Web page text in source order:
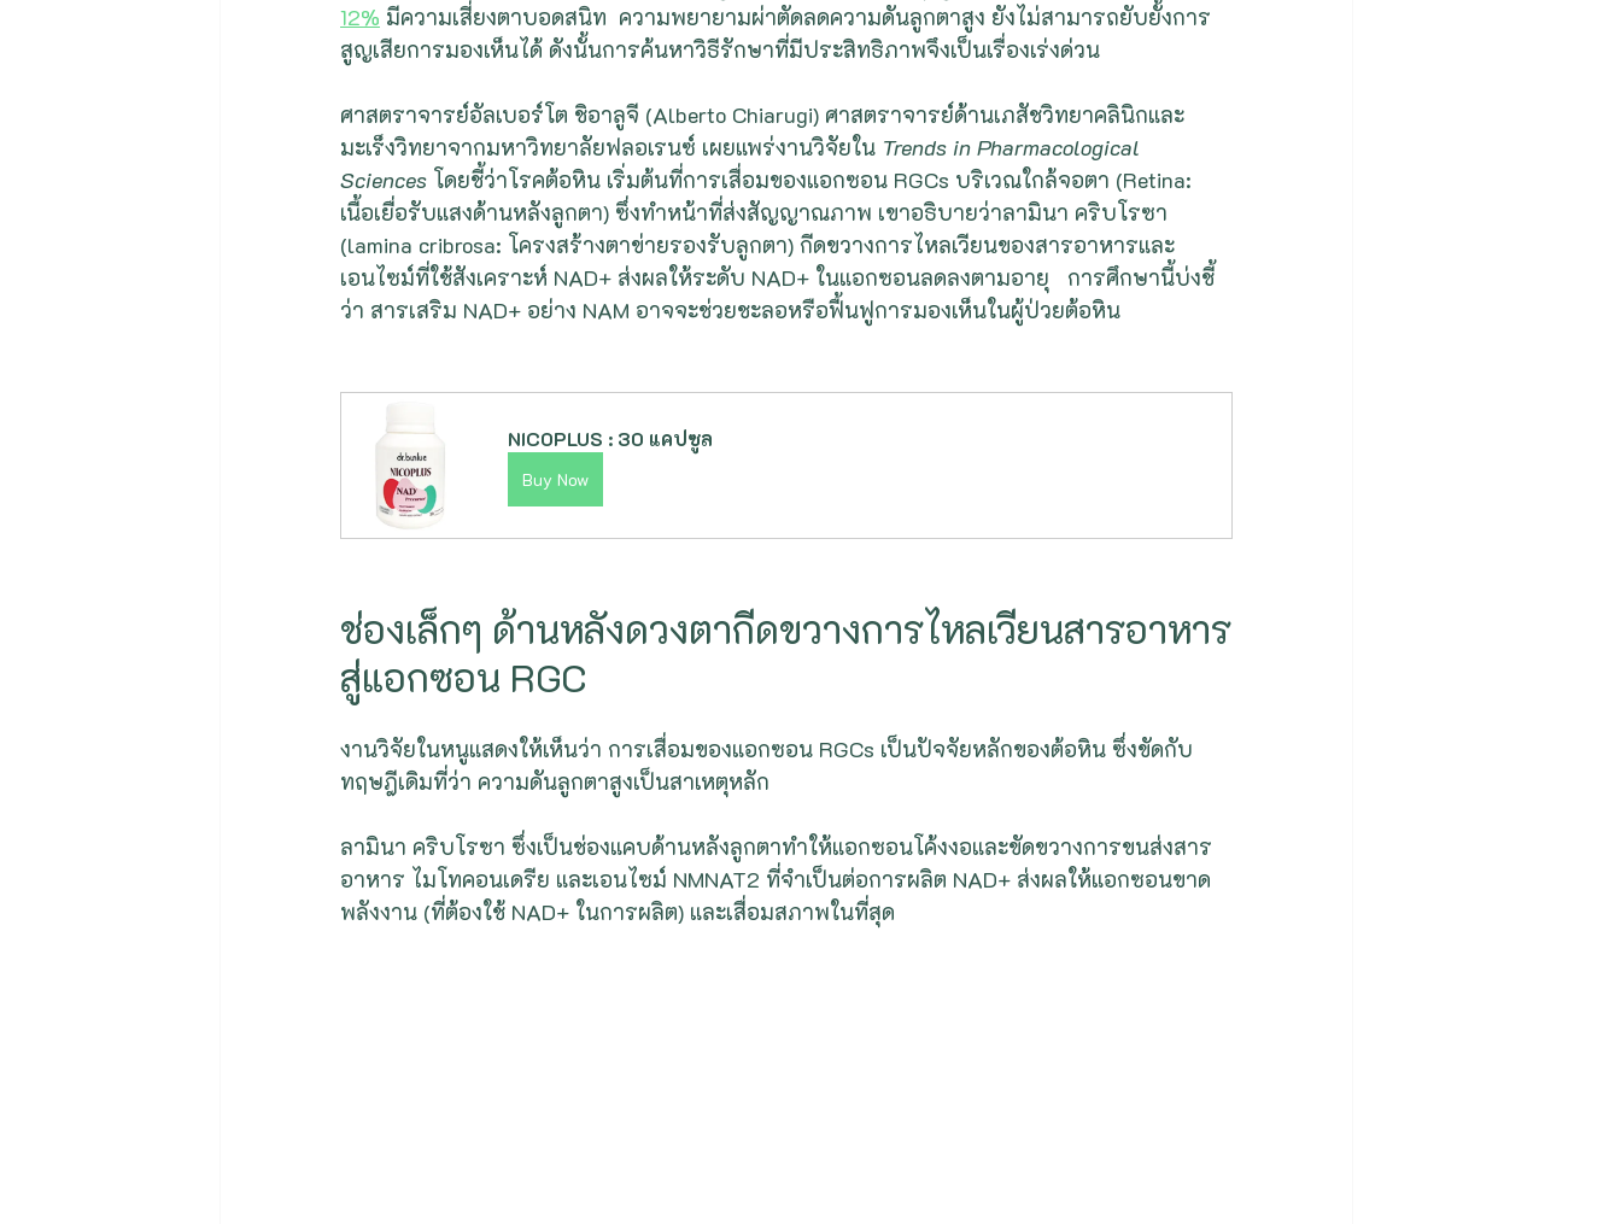
12% มีความเสี่ยงตาบอดสนิท  ความพยายามผ่าตัดลดความดันลูกตาสูง ยังไม่สามารถยับยั้งการ
สูญเสียการมองเห็นได้ ดังนั้นการค้นหาวิธีรักษาที่มีประสิทธิภาพจึงเป็นเรื่องเร่งด่วน
ศาสตราจารย์อัลเบอร์โต ชิอาลูจี (Alberto Chiarugi) ศาสตราจารย์ด้านเภสัชวิทยาคลินิกและ
มะเร็งวิทยาจากมหาวิทยาลัยฟลอเรนซ์ เผยแพร่งานวิจัยใน Trends in Pharmacological
Sciences โดยชี้ว่าโรคต้อหิน เริ่มต้นที่การเสื่อมของแอกซอน RGCs บริเวณใกล้จอตา (Retina:
เนื้อเยื่อรับแสงด้านหลังลูกตา) ซึ่งทำหน้าที่ส่งสัญญาณภาพ เขาอธิบายว่าลามินา คริบโรซา
(lamina cribrosa: โครงสร้างตาข่ายรองรับลูกตา) กีดขวางการไหลเวียนของสารอาหารและ
เอนไซม์ที่ใช้สังเคราะห์ NAD+ ส่งผลให้ระดับ NAD+ ในแอกซอนลดลงตามอายุ   การศึกษานี้บ่งชี้
ว่า สารเสริม NAD+ อย่าง NAM อาจจะช่วยชะลอหรือฟื้นฟูการมองเห็นในผู้ป่วยต้อหิน
NICOPLUS : 30 แคปซูล
Buy Now
ช่องเล็กๆ ด้านหลังดวงตากีดขวางการไหลเวียนสารอาหาร
สู่แอกซอน RGC
งานวิจัยในหนูแสดงให้เห็นว่า การเสื่อมของแอกซอน RGCs เป็นปัจจัยหลักของต้อหิน ซึ่งขัดกับ
ทฤษฎีเดิมที่ว่า ความดันลูกตาสูงเป็นสาเหตุหลัก
ลามินา คริบโรซา ซึ่งเป็นช่องแคบด้านหลังลูกตาทำให้แอกซอนโค้งงอและขัดขวางการขนส่งสาร
อาหาร ไมโทคอนเดรีย และเอนไซม์ NMNAT2 ที่จำเป็นต่อการผลิต NAD+ ส่งผลให้แอกซอนขาด
พลังงาน (ที่ต้องใช้ NAD+ ในการผลิต) และเสื่อมสภาพในที่สุด